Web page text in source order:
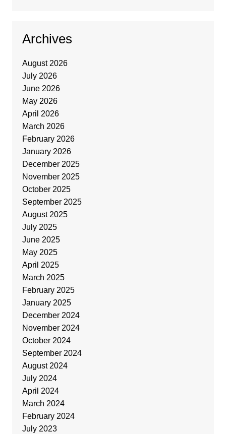
Archives
August 2026
July 2026
June 2026
May 2026
April 2026
March 2026
February 2026
January 2026
December 2025
November 2025
October 2025
September 2025
August 2025
July 2025
June 2025
May 2025
April 2025
March 2025
February 2025
January 2025
December 2024
November 2024
October 2024
September 2024
August 2024
July 2024
April 2024
March 2024
February 2024
July 2023